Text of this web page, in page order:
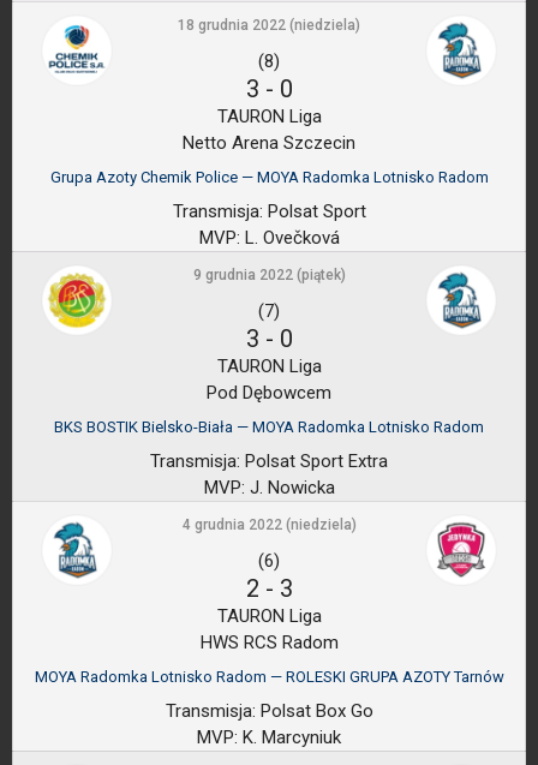
18 grudnia 2022 (niedziela)
(8)
3 - 0
TAURON Liga
Netto Arena Szczecin
Grupa Azoty Chemik Police — MOYA Radomka Lotnisko Radom
Transmisja: Polsat Sport
MVP: L. Ovečková
9 grudnia 2022 (piątek)
(7)
3 - 0
TAURON Liga
Pod Dębowcem
BKS BOSTIK Bielsko-Biała — MOYA Radomka Lotnisko Radom
Transmisja: Polsat Sport Extra
MVP: J. Nowicka
4 grudnia 2022 (niedziela)
(6)
2 - 3
TAURON Liga
HWS RCS Radom
MOYA Radomka Lotnisko Radom — ROLESKI GRUPA AZOTY Tarnów
Transmisja: Polsat Box Go
MVP: K. Marcyniuk